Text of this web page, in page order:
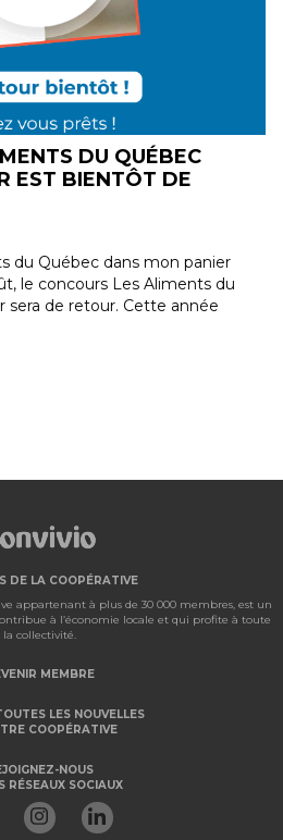
DU QUÉBEC
EST BIENTÔT DE
du Québec dans mon panier
le concours Les Aliments du
sera de retour. Cette année
DE LA COOPÉRATIVE
appartenant à plus de 30 000 membres, est un
à l’économie locale et qui profite à toute
la collectivité.
MEMBRE
LES NOUVELLES
COOPÉRATIVE
NOUS
RÉSEAUX SOCIAUX